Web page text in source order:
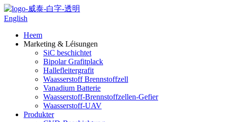
English
Heem
Marketing & Léisungen
SiC beschichtet
Bipolar Grafitplack
Hallefleitergrafit
Waasserstoff Brennstoffzell
Vanadium Batterie
Waasserstoff-Brennstoffzellen-Gefier
Waasserstoff-UAV
Produkter